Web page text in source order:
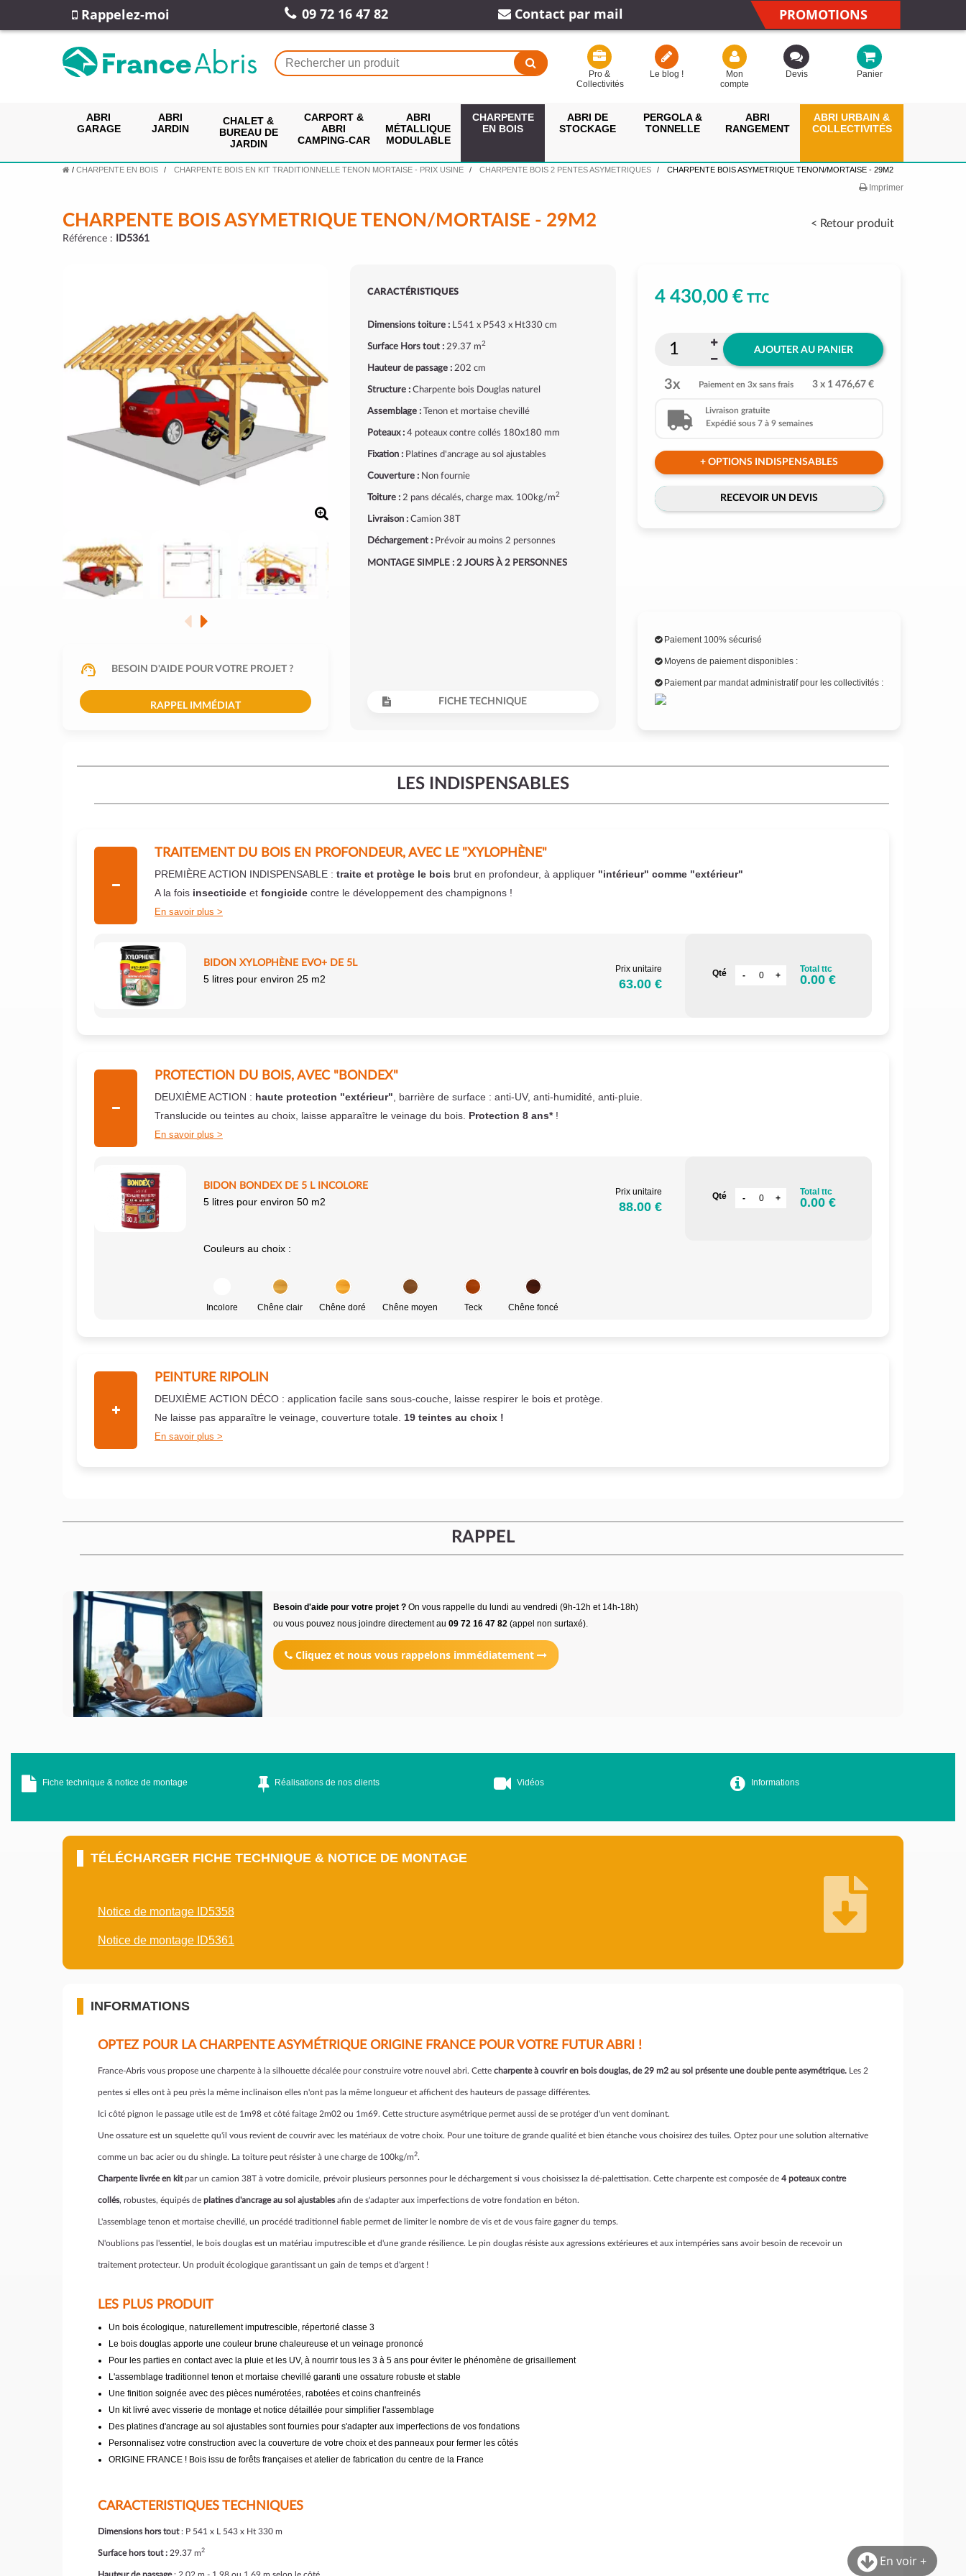
Rappelez-moi 09 72 16 47 82 Contact par mail PROMOTIONS
Pro &
Collectivités
Le blog !
Mon
compte
Devis Panier
ABRI
GARAGE
ABRI
JARDIN
CHALET &
BUREAU DE
JARDIN
CARPORT &
ABRI
CAMPING-CAR
ABRI
MÉTALLIQUE
MODULABLE
CHARPENTE
EN BOIS
ABRI DE
STOCKAGE
PERGOLA &
TONNELLE
ABRI
RANGEMENT
ABRI URBAIN &
COLLECTIVITÉS
/ CHARPENTE EN BOIS CHARPENTE BOIS EN KIT TRADITIONNELLE TENON MORTAISE - PRIX USINE CHARPENTE BOIS 2 PENTES ASYMETRIQUES CHARPENTE BOIS ASYMETRIQUE TENON/MORTAISE - 29M2
Imprimer
< Retour produit
CHARPENTE BOIS ASYMETRIQUE TENON/MORTAISE - 29M2
Référence : ID5361
BESOIN D'AIDE POUR VOTRE PROJET ?
RAPPEL IMMÉDIAT
CARACTÉRISTIQUES
Dimensions toiture :L541 x P543 x Ht330 cm
Surface Hors tout :29.37 m2
Hauteur de passage :202 cm
Structure : Charpente bois Douglas naturel
Assemblage :Tenon et mortaise chevillé
Poteaux : 4 poteaux contre collés 180x180 mm
Fixation :Platines d'ancrage au sol ajustables
Couverture :Non fournie
Toiture : 2 pans décalés, charge max. 100kg/m2
Livraison :Camion 38T
Déchargement :Prévoir au moins 2 personnes
MONTAGE SIMPLE : 2 JOURS À 2 PERSONNES
FICHE TECHNIQUE
4 430,00 €TTC
AJOUTER AU PANIER
3x Paiement en 3x sans frais 3 x 1 476,67 €
Livraison gratuite
Expédié sous 7 à 9 semaines
+ OPTIONS INDISPENSABLES
RECEVOIR UN DEVIS
Paiement 100% sécurisé
Moyens de paiement disponibles :
Paiement par mandat administratif pour les collectivités :
LES INDISPENSABLES
TRAITEMENT DU BOIS EN PROFONDEUR, AVEC LE "XYLOPHÈNE"
PREMIÈRE ACTION INDISPENSABLE : traite et protège le bois brut en profondeur, à appliquer "intérieur" comme "extérieur"
A la fois insecticide et fongicide contre le développement des champignons !
En savoir plus
BIDON XYLOPHÈNE EVO+ DE 5L
5 litres pour environ 25 m2
Prix unitaire
63.00 €
Qté Total ttc
0.00 €
PROTECTION DU BOIS, AVEC "BONDEX"
DEUXIÈME ACTION : haute protection "extérieur" , barrière de surface : anti-UV, anti-humidité, anti-pluie.
Translucide ou teintes au choix, laisse apparaître le veinage du bois. Protection 8 ans*!
En savoir plus
BIDON BONDEX DE 5 L INCOLORE
5 litres pour environ 50 m2
Prix unitaire
88.00 €
Qté Total ttc
0.00 €
Couleurs au choix :
Incolore Chêne clair Chêne doré Chêne moyen Teck Chêne foncé
PEINTURE RIPOLIN
DEUXIÈME ACTION DÉCO : application facile sans sous-couche, laisse respirer le bois et protège.
Ne laisse pas apparaître le veinage, couverture totale. 19 teintes au choix !
En savoir plus
RAPPEL
Besoin d'aide pour votre projet ?On vous rappelle du lundi au vendredi (9h-12h et 14h-18h)
ou vous pouvez nous joindre directement au 09 72 16 47 82(appel non surtaxé).
Cliquez et nous vous rappelons immédiatement
En voir +
Fiche technique & notice de montage Réalisations de nos clients Vidéos Informations
TÉLÉCHARGER FICHE TECHNIQUE & NOTICE DE MONTAGE
Notice de montage ID5358
Notice de montage ID5361
INFORMATIONS
OPTEZ POUR LA CHARPENTE ASYMÉTRIQUE ORIGINE FRANCE POUR VOTRE FUTUR ABRI !
France-Abris vous propose une charpente à la silhouette décalée pour construire votre nouvel abri. Cette charpenteà couvrir en bois douglas, de 29 m2 au sol présente unedouble pente asymétrique. Les 2
pentes si elles ont à peu près la même inclinaison elles n'ont pas la même longueur et affichent des hauteurs de passage différentes.
Ici côté pignon le passage utile est de 1m98 et côté faitage 2m02 ou 1m69. Cette structure asymétrique permet aussi de se protéger d'un vent dominant.
Une ossature est un squelette qu'il vous revient de couvrir avec les matériaux de votre choix. Pour une toiture de grande qualité et bien étanche vous choisirez des tuiles. Optez pour une solution alternative
comme un bac acier ou du shingle. La toiture peut résister à une charge de 100kg/m2.
Charpente livrée en kitpar un camion 38T à votre domicile, prévoir plusieurs personnes pour le déchargement si vous choisissez la dé-palettisation. Cette charpente est composée de 4 poteaux contre
collés, robustes, équipés de platines d'ancrage au sol ajustablesafin de s'adapter aux imperfections de votre fondation en béton.
L'assemblage tenon et mortaise chevillé, un procédé traditionnel fiable permet de limiter le nombre de vis et de vous faire gagner du temps.
N'oublions pas l'essentiel, le bois douglas est un matériau imputrescible et d'une grande résilience. Le pin douglas résiste aux agressions extérieures et aux intempéries sans avoir besoin de recevoir un
traitement protecteur. Un produit écologique garantissant un gain de temps et d'argent !
LES PLUS PRODUIT
Un bois écologique, naturellement imputrescible, répertorié classe 3
Le bois douglas apporte une couleur brune chaleureuse et un veinage prononcé
Pour les parties en contact avec la pluie et les UV, à nourrir tous les 3 à 5 ans pour éviter le phénomène de grisaillement
L'assemblage traditionnel tenon et mortaise chevillé garanti une ossature robuste et stable
Une finition soignée avec des pièces numérotées, rabotées et coins chanfreinés
Un kit livré avec visserie de montage et notice détaillée pour simplifier l'assemblage
Des platines d'ancrage au sol ajustables sont fournies pour s'adapter aux imperfections de vos fondations
Personnalisez votre construction avec la couverture de votre choix et des panneaux pour fermer les côtés
ORIGINE FRANCE ! Bois issu de forêts françaises et atelier de fabrication du centre de la France
CARACTERISTIQUES TECHNIQUES
Dimensions hors tout: P 541 x L 543 x Ht 330 m
Surface hors tout : 29.37 m2